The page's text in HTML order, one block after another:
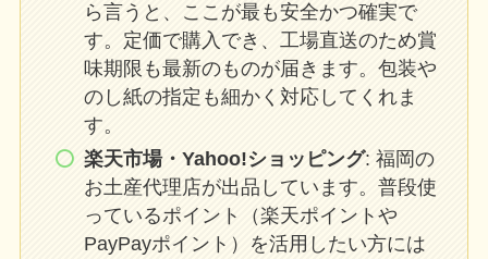
ら言うと、ここが最も安全かつ確実で
す。定価で購入でき、工場直送のため賞
味期限も最新のものが届きます。包装や
のし紙の指定も細かく対応してくれま
す。
楽天市場・Yahoo!ショッピング: 福岡の
お土産代理店が出品しています。普段使
っているポイント（楽天ポイントや
PayPayポイント）を活用したい方には